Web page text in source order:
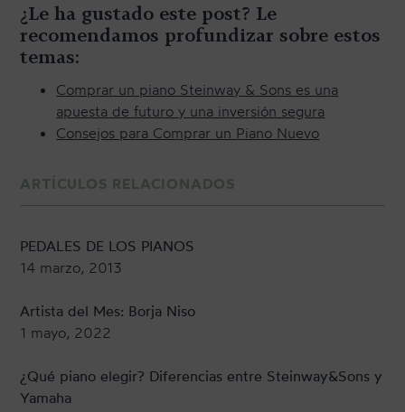
¿Le ha gustado este post? Le
recomendamos profundizar sobre estos
temas:
Comprar un piano Steinway & Sons es una
apuesta de futuro y una inversión segura
Consejos para Comprar un Piano Nuevo
ARTÍCULOS RELACIONADOS
PEDALES DE LOS PIANOS
14 marzo, 2013
Artista del Mes: Borja Niso
1 mayo, 2022
¿Qué piano elegir? Diferencias entre Steinway&Sons y
Yamaha